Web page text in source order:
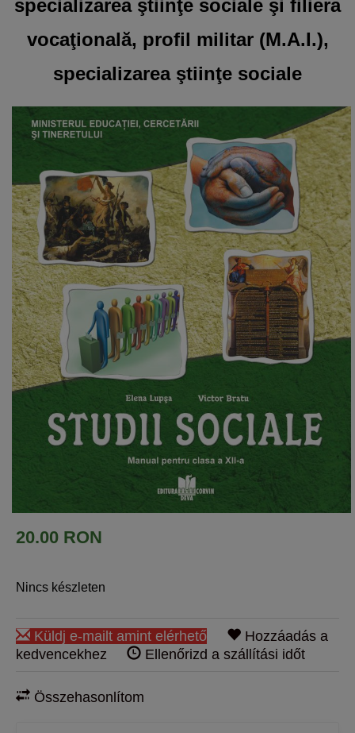
specializarea ştiinţe sociale şi filiera
vocaţională, profil militar (M.A.I.),
specializarea ştiinţe sociale
20.00 RON
Nincs készleten
Küldj e-mailt amint elérhető
Hozzáadás a
kedvencekhez
Ellenőrizd a szállítási időt
Összehasonlítom